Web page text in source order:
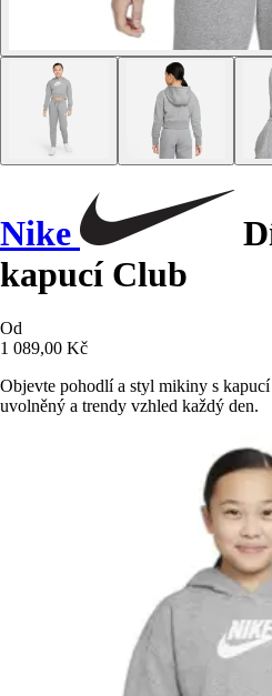
Nike
kapucí Club
Od
1 089,00 Kč
Objevte pohodlí a styl mikiny s
uvolněný a trendy vzhled každý den.